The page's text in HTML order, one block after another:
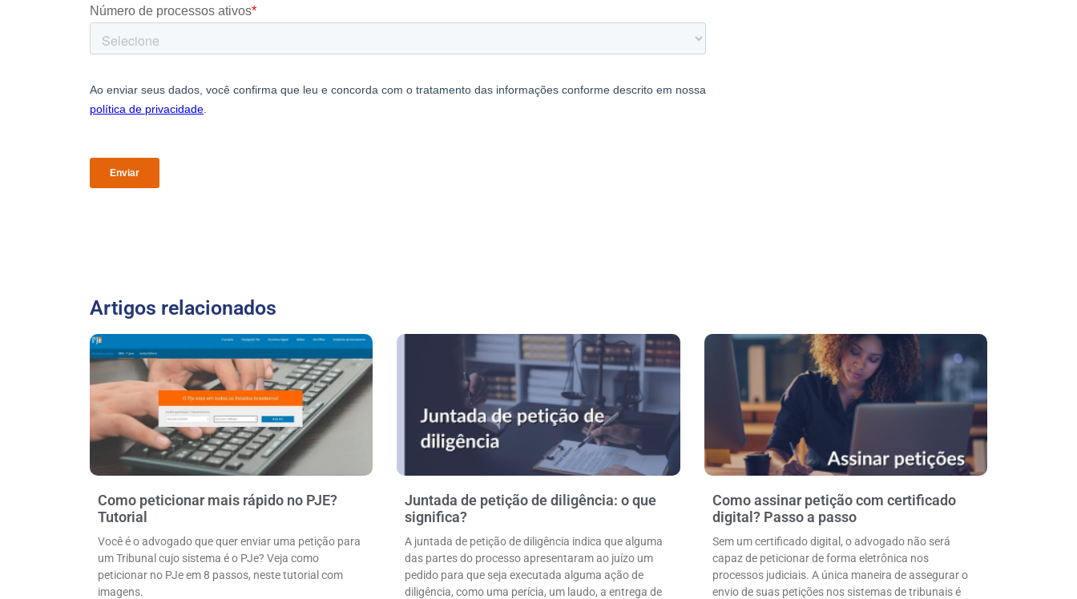
Artigos relacionados
Como peticionar mais rápido no PJE?
Tutorial
Você é o advogado que quer enviar uma petição para
um Tribunal cujo sistema é o PJe? Veja como
peticionar no PJe em 8 passos, neste tutorial com
imagens.
Juntada de petição de diligência: o que
significa?
A juntada de petição de diligência indica que alguma
das partes do processo apresentaram ao juízo um
pedido para que seja executada alguma ação de
diligência, como uma perícia, um laudo, a entrega de
Como assinar petição com certificado
digital? Passo a passo
Sem um certificado digital, o advogado não será
capaz de peticionar de forma eletrônica nos
processos judiciais. A única maneira de assegurar o
envio de suas petições nos sistemas de tribunais é